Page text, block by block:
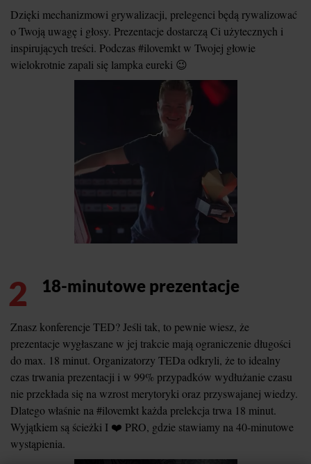
Dzięki mechanizmowi grywalizacji, prelegenci będą rywalizować
o Twoją uwagę i głosy. Prezentacje dostarczą Ci użytecznych i
inspirujących treści. Podczas #ilovemkt w Twojej głowie
wielokrotnie zapali się lampka eureki 😉
2 18-minutowe prezentacje
Znasz konferencje TED? Jeśli tak, to pewnie wiesz, że
prezentacje wygłaszane w jej trakcie mają ograniczenie długości
do max. 18 minut. Organizatorzy TEDa odkryli, że to idealny
czas trwania prezentacji i w 99% przypadków wydłużanie czasu
nie przekłada się na wzrost merytoryki oraz przyswajanej wiedzy.
Dlatego właśnie na #ilovemkt każda prelekcja trwa 18 minut.
Wyjątkiem są ścieżki I ❤️ PRO, gdzie stawiamy na 40-minutowe
wystąpienia.